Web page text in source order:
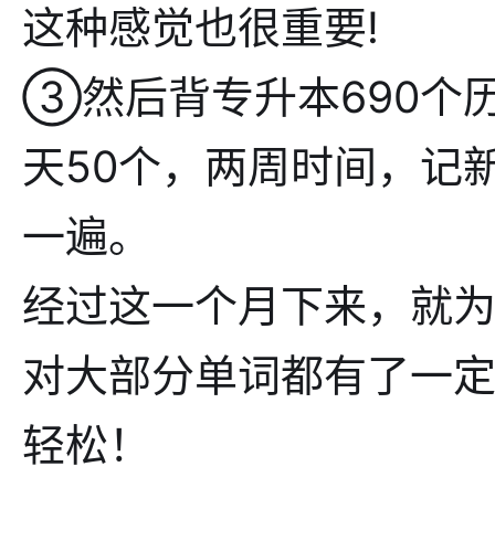
这种感觉也很重要!
③然后背专升本690个
天50个，两周时间，记
一遍。
经过这一个月下来，就
对大部分单词都有了一
轻松！